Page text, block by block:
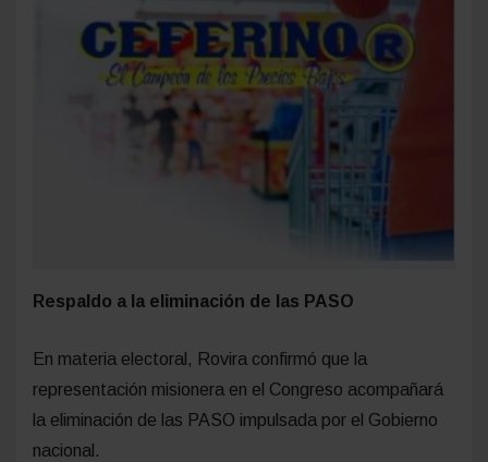
Respaldo a la eliminación de las PASO
En materia electoral, Rovira confirmó que la
representación misionera en el Congreso acompañará
la eliminación de las PASO impulsada por el Gobierno
nacional.